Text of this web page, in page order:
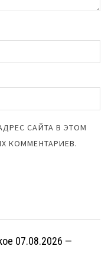
САЙТА В ЭТОМ
КОММЕНТАРИЕВ.
07.08.2026 —